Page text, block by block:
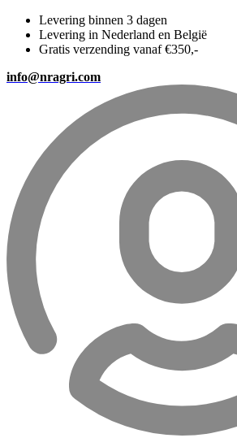
Levering binnen 3 dagen
Levering in Nederland en België
Gratis verzending vanaf €350,-
info@nragri.com